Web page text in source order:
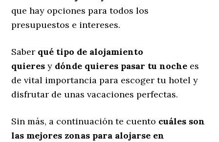
que hay opciones para todos los
presupuestos e intereses.
Saber qué tipo de alojamiento
quieres y dónde quieres pasar tu noche es
de vital importancia para escoger tu hotel y
disfrutar de unas vacaciones perfectas.
Sin más, a continuación te cuento cuáles son
las mejores zonas para alojarse en